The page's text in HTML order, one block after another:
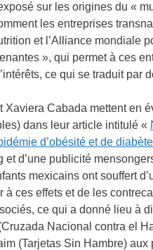
sur les origines du «
les entreprises
et l’Alliance mondiale
», qui permet à ces
ce qui se traduit par
Xaviera Cabada mettent en
dans leur article intitulé «
d’obésité et de
et d’une publicité
mexicains ont souffert
à ces effets et de les
ce qui a donné lieu à
Nacional contra el
(Tarjetas Sin Hambre)